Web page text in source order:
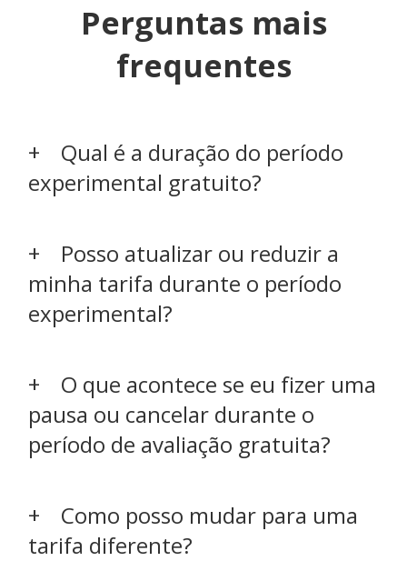
Perguntas mais
frequentes
Qual é a duração do período
experimental gratuito?
Posso atualizar ou reduzir a
minha tarifa durante o período
experimental?
O que acontece se eu fizer uma
pausa ou cancelar durante o
período de avaliação gratuita?
Como posso mudar para uma
tarifa diferente?